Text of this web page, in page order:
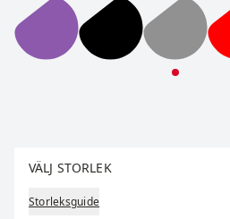
Pace High Waist Cropped
Pace High Waist
Pace
Välj storlek
VÄLJ STORLEK
Storleksguide